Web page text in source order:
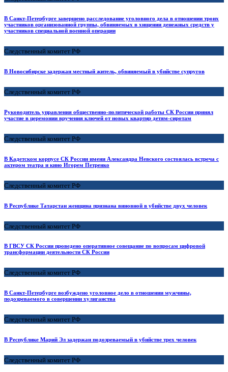
В Санкт-Петербурге завершено расследование уголовного дела в отношении троих
участников организованной группы, обвиняемых в хищении денежных средств у
участников специальной военной операции
Следственный комитет РФ
В Новосибирске задержан местный житель, обвиняемый в убийстве супругов
Следственный комитет РФ
Руководитель управления общественно-политической работы СК России принял
участие в церемонии вручения ключей от новых квартир детям-сиротам
Следственный комитет РФ
В Кадетском корпусе СК России имени Александра Невского состоялась встреча с
актером театра и кино Игорем Петренко
Следственный комитет РФ
В Республике Татарстан женщина признана виновной в убийстве двух человек
Следственный комитет РФ
В ГВСУ СК России проведено оперативное совещание по вопросам цифровой
трансформации деятельности CК России
Следственный комитет РФ
В Санкт-Петербурге возбуждено уголовное дело в отношении мужчины,
подозреваемого в совершении хулиганства
Следственный комитет РФ
В Республике Марий Эл задержан подозреваемый в убийстве трех человек
Следственный комитет РФ